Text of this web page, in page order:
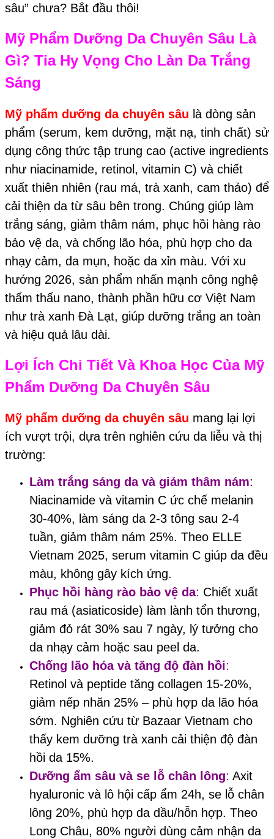
sâu” chưa? Bắt đầu thôi!
Mỹ Phẩm Dưỡng Da Chuyên Sâu Là
Gì? Tia Hy Vọng Cho Làn Da Trắng
Sáng
Mỹ phẩm dưỡng da chuyên sâu là dòng sản
phẩm (serum, kem dưỡng, mặt nạ, tinh chất) sử
dụng công thức tập trung cao (active ingredients
như niacinamide, retinol, vitamin C) và chiết
xuất thiên nhiên (rau má, trà xanh, cam thảo) để
cải thiện da từ sâu bên trong. Chúng giúp làm
trắng sáng, giảm thâm nám, phục hồi hàng rào
bảo vệ da, và chống lão hóa, phù hợp cho da
nhạy cảm, da mụn, hoặc da xỉn màu. Với xu
hướng 2026, sản phẩm nhấn mạnh công nghệ
thẩm thấu nano, thành phần hữu cơ Việt Nam
như trà xanh Đà Lạt, giúp dưỡng trắng an toàn
và hiệu quả lâu dài.
Lợi Ích Chi Tiết Và Khoa Học Của Mỹ
Phẩm Dưỡng Da Chuyên Sâu
Mỹ phẩm dưỡng da chuyên sâu mang lại lợi
ích vượt trội, dựa trên nghiên cứu da liễu và thị
trường:
Làm trắng sáng da và giảm thâm nám:
Niacinamide và vitamin C ức chế melanin
30-40%, làm sáng da 2-3 tông sau 2-4
tuần, giảm thâm nám 25%. Theo ELLE
Vietnam 2025, serum vitamin C giúp da đều
màu, không gây kích ứng.
Phục hồi hàng rào bảo vệ da: Chiết xuất
rau má (asiaticoside) làm lành tổn thương,
giảm đỏ rát 30% sau 7 ngày, lý tưởng cho
da nhạy cảm hoặc sau peel da.
Chống lão hóa và tăng độ đàn hồi:
Retinol và peptide tăng collagen 15-20%,
giảm nếp nhăn 25% – phù hợp da lão hóa
sớm. Nghiên cứu từ Bazaar Vietnam cho
thấy kem dưỡng trà xanh cải thiện độ đàn
hồi da 15%.
Dưỡng ẩm sâu và se lỗ chân lông: Axit
hyaluronic và lô hội cấp ẩm 24h, se lỗ chân
lông 20%, phù hợp da dầu/hỗn hợp. Theo
Long Châu, 80% người dùng cảm nhận da